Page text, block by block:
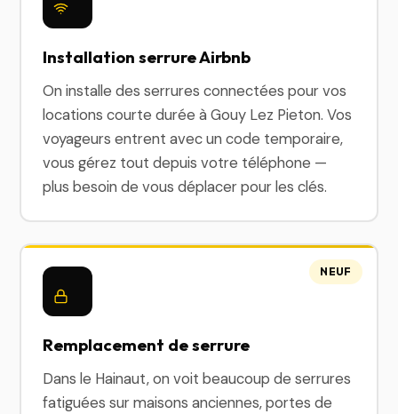
Installation serrure Airbnb
On installe des serrures connectées pour vos
locations courte durée à Gouy Lez Pieton. Vos
voyageurs entrent avec un code temporaire,
vous gérez tout depuis votre téléphone —
plus besoin de vous déplacer pour les clés.
Remplacement de serrure
Dans le Hainaut, on voit beaucoup de serrures
fatiguées sur maisons anciennes, portes de
NEUF